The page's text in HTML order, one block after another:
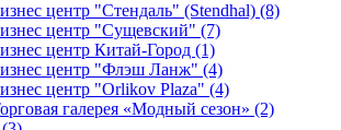
центр "Стендаль" (Stendhal) (8)
центр "Сущевский" (7)
центр Китай-Город (1)
центр "Флэш Ланж" (4)
центр "Orlikov Plaza" (4)
галерея «Модный сезон» (2)